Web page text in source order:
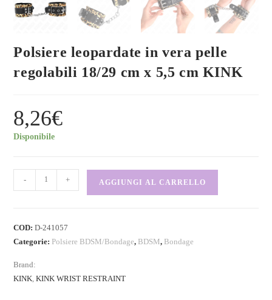
Polsiere leopardate in vera pelle
regolabili 18/29 cm x 5,5 cm KINK
8,26€
Disponibile
- + AGGIUNGI AL CARRELLO
COD:D-241057
Categorie: Polsiere BDSM/Bondage, BDSM, Bondage
Brand:
KINK ,KINK WRIST RESTRAINT